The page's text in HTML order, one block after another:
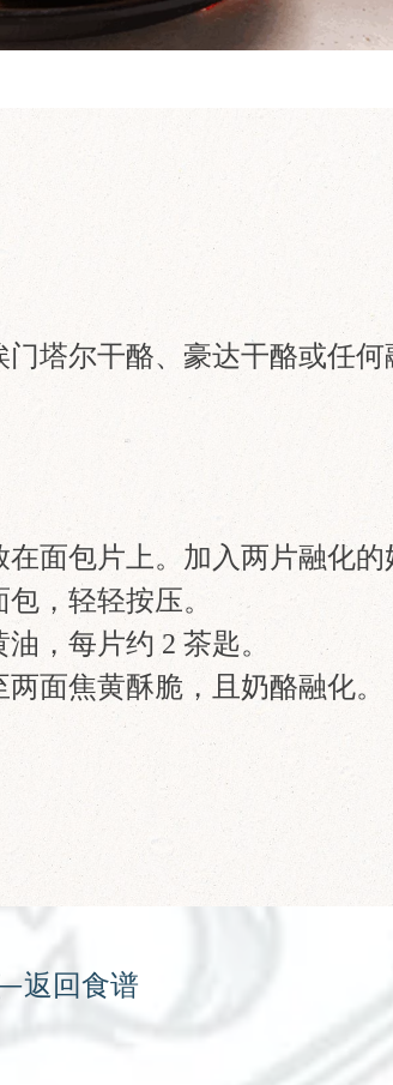
塔尔干酪、豪达干酪或任何
面包片上。加入两片融化的
，轻轻按压。
，每片约 2 茶匙。
面焦黄酥脆，且奶酪融化。
返回食谱